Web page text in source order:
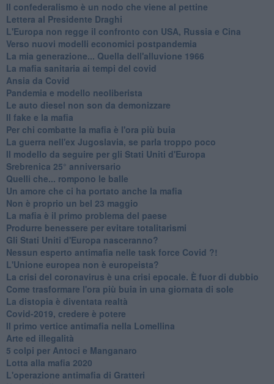
Il confederalismo è un nodo che viene al pettine
Lettera al Presidente Draghi
L'Europa non regge il confronto con USA, Russia e Cina
Verso nuovi modelli economici postpandemia
​La mia generazione... Quella dell'alluvione 1966
​La mafia sanitaria ai tempi del covid
Ansia da Covid
Pandemia e modello neoliberista
Le auto diesel non son da demonizzare
​Il fake e la mafia
Per chi combatte la mafia è l'ora più buia
La guerra nell'ex Jugoslavia, se parla troppo poco
Il modello da seguire per gli Stati Uniti d'Europa
Srebrenica 25° anniversario
Quelli che... rompono le balle
Un amore che ci ha portato anche la mafia
Non è proprio un bel 23 maggio
La mafia è il primo problema del paese
Produrre benessere per evitare totalitarismi
Gli Stati Uniti d'Europa nasceranno?
Nessun esperto antimafia nelle task force Covid ?!
L'Unione europea non è europeista?
La crisi del coronavirus è una crisi epocale. È fuor di dubbio
Come trasformare l'ora più buia in una giornata di sole
​La distopia è diventata realtà
Covid-2019, credere è potere
Il primo vertice antimafia nella Lomellina
Arte ed illegalità
​5 colpi per Antoci e Manganaro
Lotta alla mafia 2020
L'operazione antimafia di Gratteri